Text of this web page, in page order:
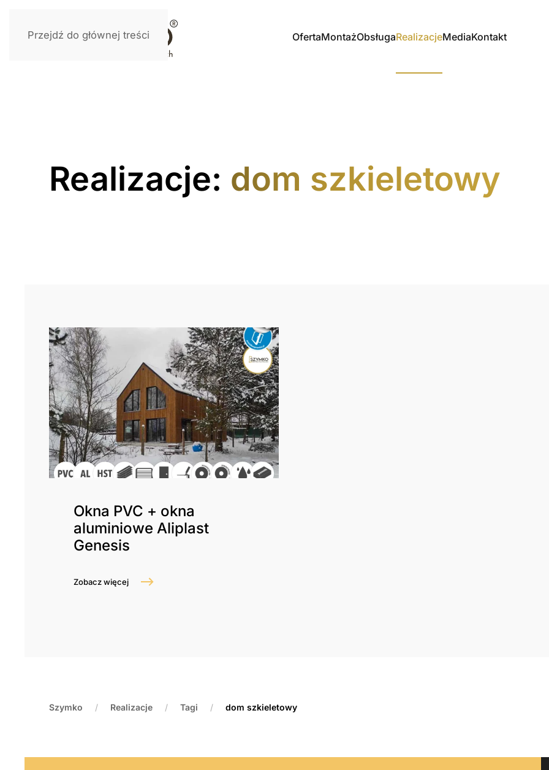
Przejdź do głównej treści OfertaMontażObsługaRealizacjeMediaKontakt
Realizacje: dom szkieletowy
Okna PVC + okna
aluminiowe Aliplast
Genesis
Zobacz więcej
Szymko Realizacje Tagi dom szkieletowy